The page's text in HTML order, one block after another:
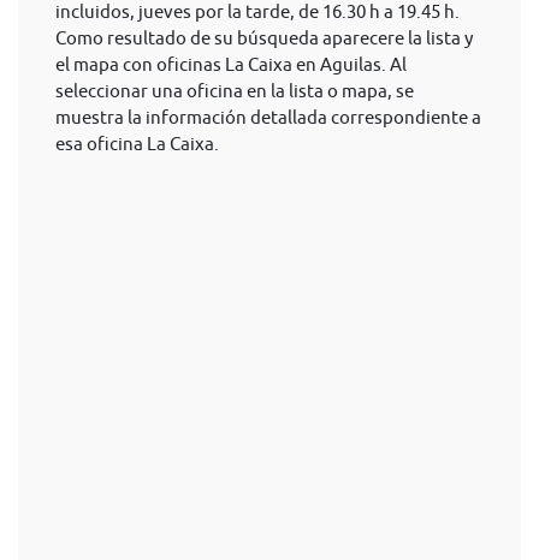
incluidos, jueves por la tarde, de 16.30 h a 19.45 h.
Como resultado de su búsqueda aparecere la lista y
el mapa con oficinas La Caixa en Aguilas. Al
seleccionar una oficina en la lista o mapa, se
muestra la información detallada correspondiente a
esa oficina La Caixa.